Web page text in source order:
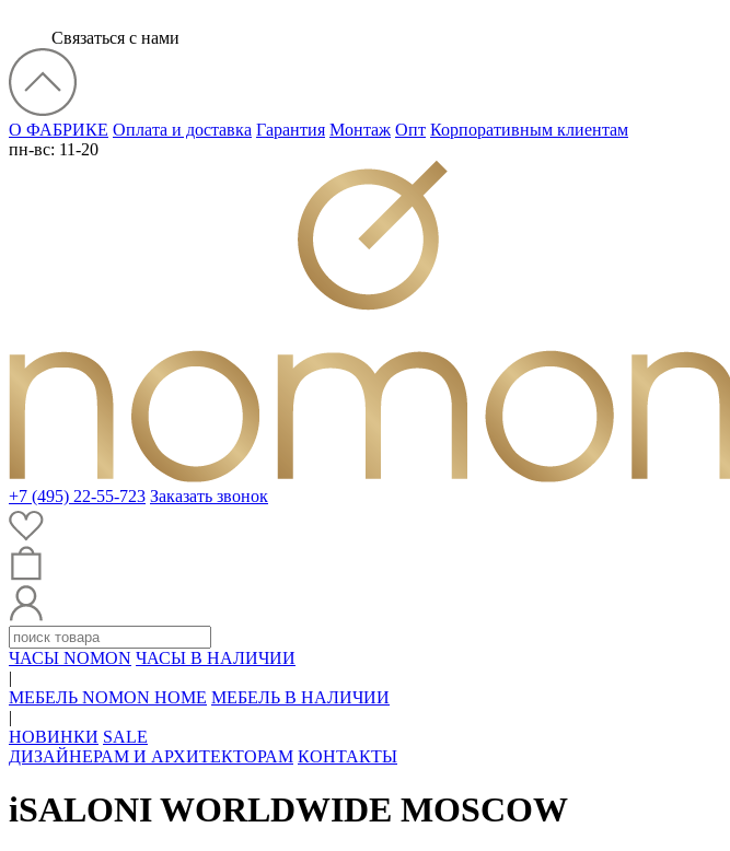
Связаться с нами
О ФАБРИКЕ Оплата и доставка Гарантия Монтаж Опт Корпоративным клиентам
пн-вс: 11-20
+7 (495) 22-55-723 Заказать звонок
ЧАСЫ NOMON ЧАСЫ В НАЛИЧИИ
|
МЕБЕЛЬ NOMON HOME МЕБЕЛЬ В НАЛИЧИИ
|
НОВИНКИ SALE
ДИЗАЙНЕРАМ И АРХИТЕКТОРАМ КОНТАКТЫ
iSALONI WORLDWIDE MOSCOW